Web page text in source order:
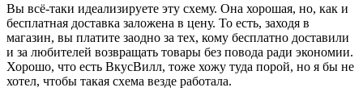
Вы всё-таки идеализируете эту схему. Она хорошая, но, как и
бесплатная доставка заложена в цену. То есть, заходя в
магазин, вы платите заодно за тех, кому бесплатно доставили
и за любителей возвращать товары без повода ради экономии.
Хорошо, что есть ВкусВилл, тоже хожу туда порой, но я бы не
хотел, чтобы такая схема везде работала.